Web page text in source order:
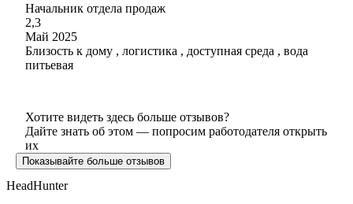
Начальник отдела продаж
2,3
Май 2025
Близость к дому , логистика , доступная среда , вода
питьевая
Хотите видеть здесь больше отзывов?
Дайте знать об этом — попросим работодателя открыть
их
Показывайте больше отзывов
HeadHunter